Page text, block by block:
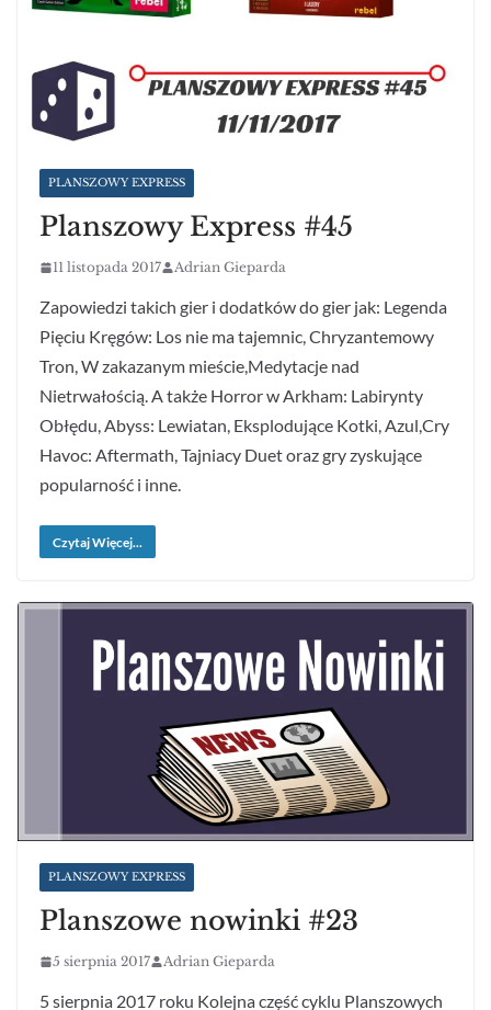
PLANSZOWY EXPRESS
Planszowy Express #45
11 listopada 2017 Adrian Gieparda
Zapowiedzi takich gier i dodatków do gier jak: Legenda
Pięciu Kręgów: Los nie ma tajemnic, Chryzantemowy
Tron, W zakazanym mieście,Medytacje nad
Nietrwałością. A także Horror w Arkham: Labirynty
Obłędu, Abyss: Lewiatan, Eksplodujące Kotki, Azul,Cry
Havoc: Aftermath, Tajniacy Duet oraz gry zyskujące
popularność i inne.
Czytaj Więcej...
PLANSZOWY EXPRESS
Planszowe nowinki #23
5 sierpnia 2017 Adrian Gieparda
5 sierpnia 2017 roku Kolejna część cyklu Planszowych